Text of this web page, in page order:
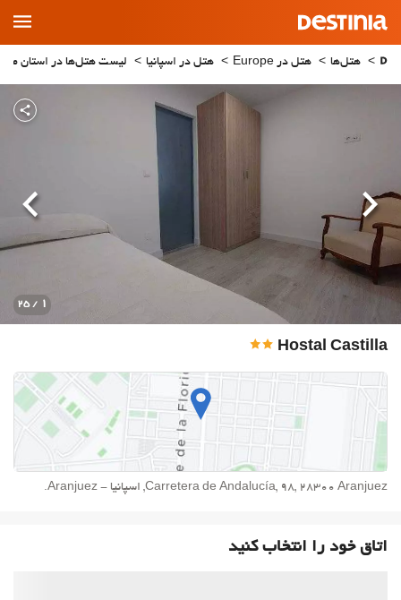
Main
Menu
هتل‌ها هتل در Europe هتل در اسپانیا لیست هتل‌ها در استان
Hostal Castilla
1
/ 25
قبلی بعدی
Carretera de Andalucía, 98, 28300 Aranjuez, اسپانیا - Aranjuez.
اتاق خود را انتخاب کنید